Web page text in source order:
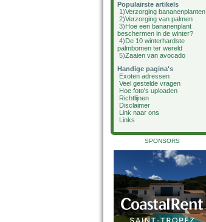
Populairste artikels
1)Verzorging bananenplanten
2)Verzorging van palmen
3)Hoe een bananenplant
beschermen in de winter?
4)De 10 winterhardste
palmbomen ter wereld
5)Zaaien van avocado
Handige pagina's
Exoten adressen
Veel gestelde vragen
Hoe foto's uploaden
Richtlijnen
Disclaimer
Link naar ons
Links
SPONSORS